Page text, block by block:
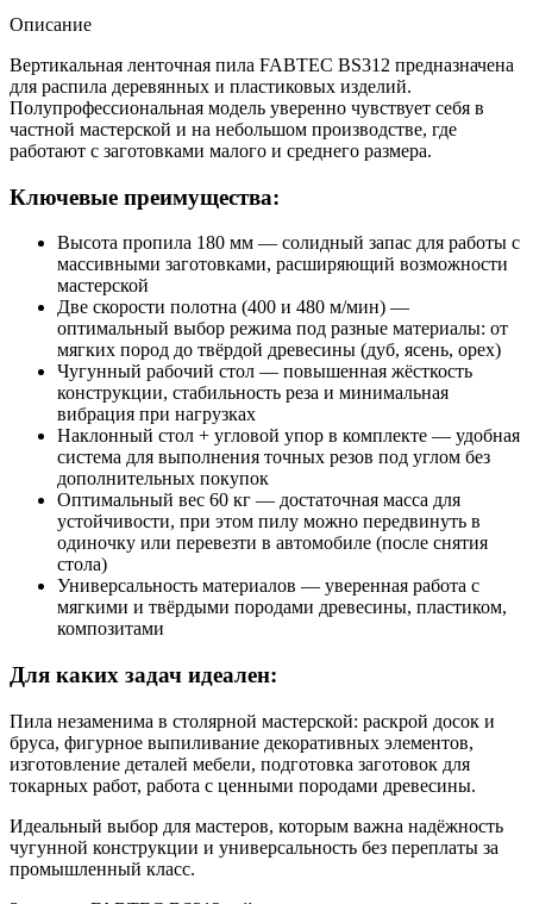
Описание
Вертикальная ленточная пила FABTEC BS312 предназначена
для распила деревянных и пластиковых изделий.
Полупрофессиональная модель уверенно чувствует себя в
частной мастерской и на небольшом производстве, где
работают с заготовками малого и среднего размера.
Ключевые преимущества:
Высота пропила 180 мм — солидный запас для работы с
массивными заготовками, расширяющий возможности
мастерской
Две скорости полотна (400 и 480 м/мин) —
оптимальный выбор режима под разные материалы: от
мягких пород до твёрдой древесины (дуб, ясень, орех)
Чугунный рабочий стол — повышенная жёсткость
конструкции, стабильность реза и минимальная
вибрация при нагрузках
Наклонный стол + угловой упор в комплекте — удобная
система для выполнения точных резов под углом без
дополнительных покупок
Оптимальный вес 60 кг — достаточная масса для
устойчивости, при этом пилу можно передвинуть в
одиночку или перевезти в автомобиле (после снятия
стола)
Универсальность материалов — уверенная работа с
мягкими и твёрдыми породами древесины, пластиком,
композитами
Для каких задач идеален:
Пила незаменима в столярной мастерской: раскрой досок и
бруса, фигурное выпиливание декоративных элементов,
изготовление деталей мебели, подготовка заготовок для
токарных работ, работа с ценными породами древесины.
Идеальный выбор для мастеров, которым важна надёжность
чугунной конструкции и универсальность без переплаты за
промышленный класс.